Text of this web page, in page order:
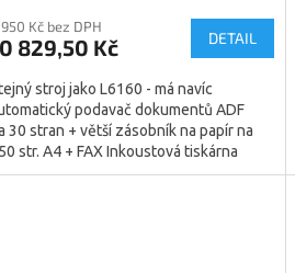
Kč bez DPH
829,50 Kč DETAIL
stroj jako L6160 - má navíc
podavač dokumentů ADF
30 stran + větší zásobník na papír na
str. A4 + FAX Inkoustová tiskárna